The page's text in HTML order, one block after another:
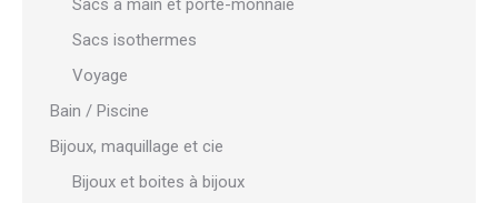
Sacs à main et porte-monnaie
Sacs isothermes
Voyage
Bain / Piscine
Bijoux, maquillage et cie
Bijoux et boites à bijoux